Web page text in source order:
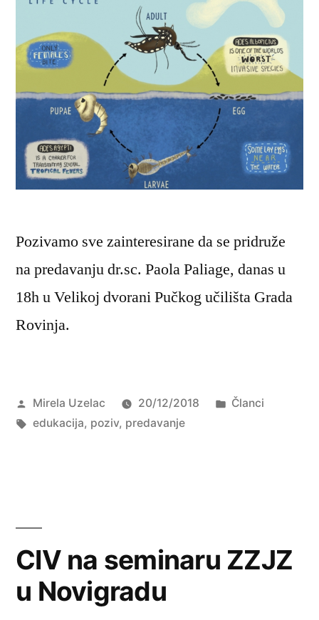
Pozivamo sve zainteresirane da se pridruže
na predavanju dr.sc. Paola Paliage, danas u
18h u Velikoj dvorani Pučkog učilišta Grada
Rovinja.
Objavio
Mirela Uzelac 20/12/2018
Objavljeno
Članci
Oznake:
edukacija, poziv, predavanje
CIV na seminaru ZZJZ
u Novigradu